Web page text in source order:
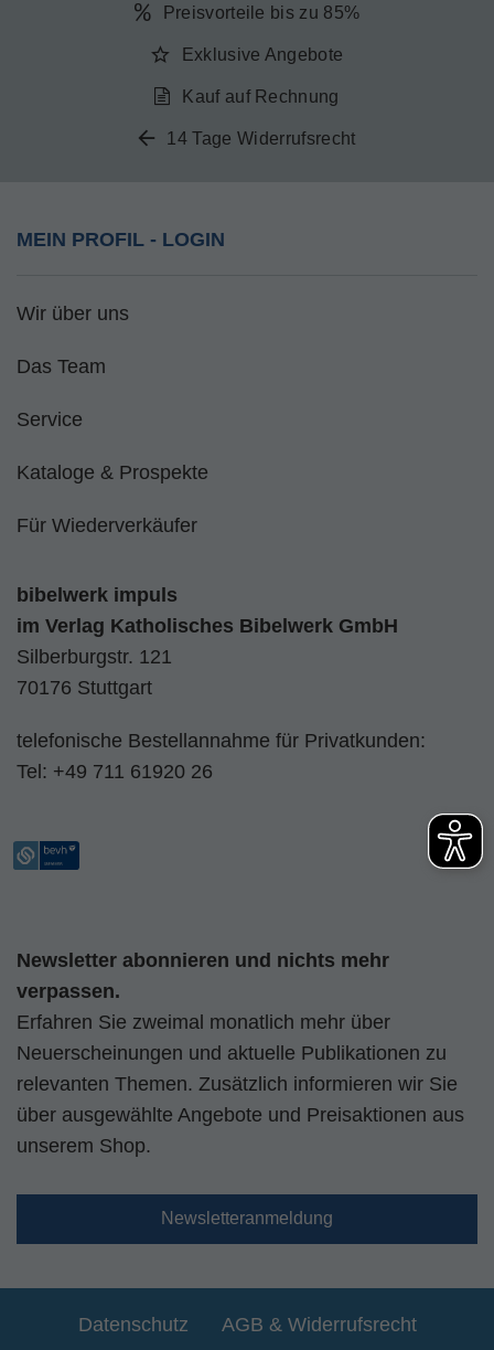
Preisvorteile bis zu 85%
Exklusive Angebote
Kauf auf Rechnung
14 Tage Widerrufsrecht
MEIN PROFIL - LOGIN
Wir über uns
Das Team
Service
Kataloge & Prospekte
Für Wiederverkäufer
bibelwerk impuls
im Verlag Katholisches Bibelwerk GmbH
Silberburgstr. 121
70176 Stuttgart
telefonische Bestellannahme für Privatkunden:
Tel: +49 711 61920 26
Newsletter abonnieren und nichts mehr
verpassen.
Erfahren Sie zweimal monatlich mehr über
Neuerscheinungen und aktuelle Publikationen zu
relevanten Themen. Zusätzlich informieren wir Sie
über ausgewählte Angebote und Preisaktionen aus
unserem Shop.
Newsletteranmeldung
Datenschutz AGB & Widerrufsrecht